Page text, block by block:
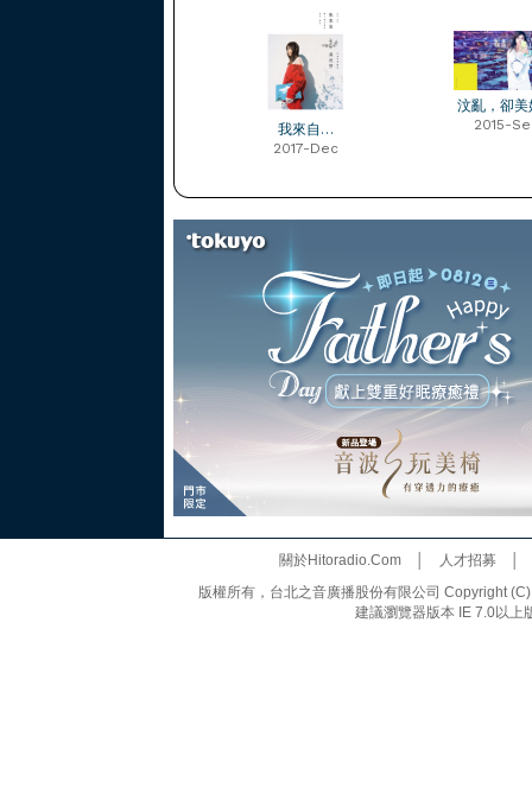
我來自…
2017-Dec
汶亂，卻美
2015-
關於Hitoradio.Com│ 人才招募
版權所有，台北之音廣播股份有限公司 Copyright
建議瀏覽器版本 IE 7.0以上